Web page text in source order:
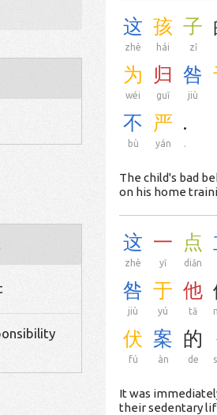
这
zhè
孩
hái
子
zǐ
为
wéi
归
guī
咎
jiù
不
bù
严
yán
.
.
The child's bad
on his home
这
zhè
一
yī
点
diǎn
咎
jiù
于
yú
他
tā
伏
fú
案
àn
的
de
It was
their sedentary